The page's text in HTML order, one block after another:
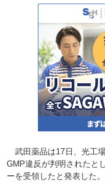
武田薬品は17日、光工
GMP違反が判明されたと
ーを受領したと発表した